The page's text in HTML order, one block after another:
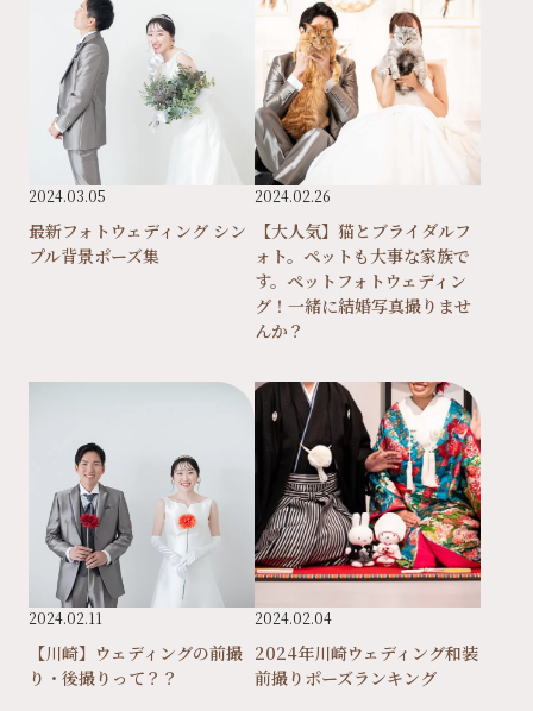
2024.03.05
最新フォトウェディング シン
プル背景ポーズ集
2024.02.26
【大人気】猫とブライダルフ
ォト。ペットも大事な家族で
す。ペットフォトウェディン
グ！一緒に結婚写真撮りませ
んか？
2024.02.11
【川崎】ウェディングの前撮
り・後撮りって？？
2024.02.04
2024年川崎ウェディング和装
前撮りポーズランキング